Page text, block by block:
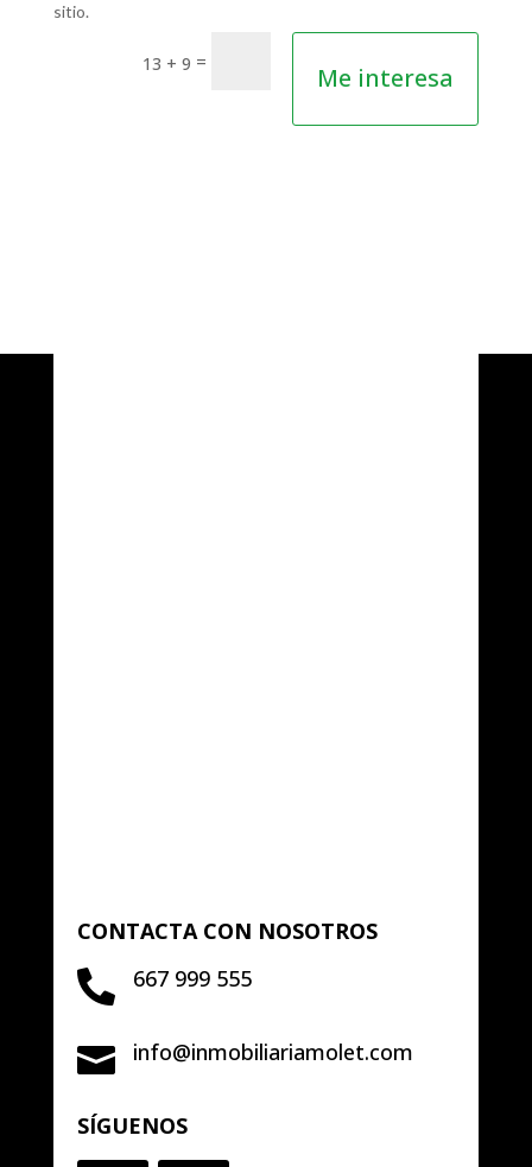
sitio.
13 + 9 =
Me interesa
CONTACTA CON NOSOTROS
 667 999 555
 info@inmobiliariamolet.com
SÍGUENOS